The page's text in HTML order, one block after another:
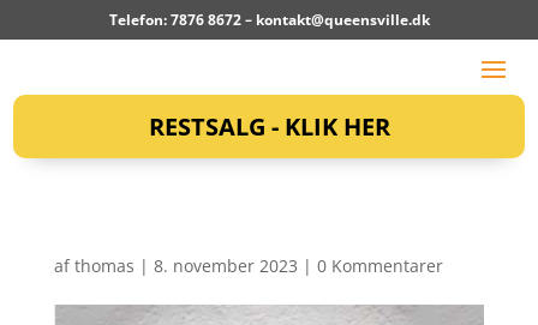
Telefon: 7876 8672 – kontakt@queensville.dk
RESTSALG - KLIK HER
afthomas | 8. november 2023 | 0 Kommentarer